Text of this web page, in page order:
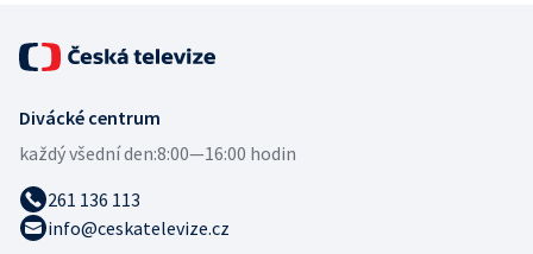
Divácké centrum
každý všední den:8:00—16:00 hodin
261 136 113
info@ceskatelevize.cz